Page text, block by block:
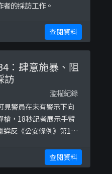
的採訪工作。
查閱資料
：肆意施暴、阻
訪
濫權紀錄
警員在未有警示下向
槍，18秒記者展示手臂
違反《公安條例》第17
使用「合理所需的武
捕人士，在沒有合理辨
查閱資料